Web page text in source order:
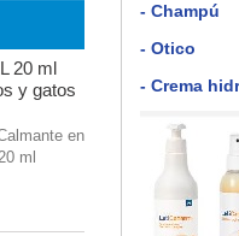
20 ml
y gatos
en
ml
- Champú
- Otico
- Crema